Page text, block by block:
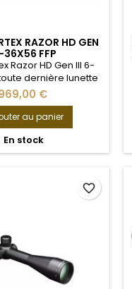
RAZOR HD GEN
36X56 FFP
Razor HD Gen III 6-
toute dernière lunette
Gen III, proposée par
conçue
longue distance
coefficient de
de 6x à 36x permet
vue à longue et très
initial de 6x...
€
au panier
En stock
favorite_border